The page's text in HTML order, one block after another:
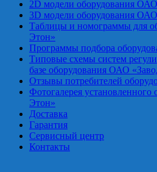
2D модели оборудования
3D модели оборудования
Таблицы и номограммы для
Этон»
Программы подбора
Типовые схемы систем
базе оборудования ОАО
Отзывы потребителей
Фотогалерея
Этон»
Доставка
Гарантия
Сервисный центр
Контакты